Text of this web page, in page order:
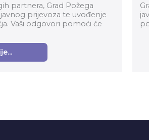
partnera, Grad Požega
prijevoza te uvođenje
Vaši odgovori pomoći će